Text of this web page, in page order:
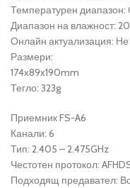
Температурен диапазон:
Диапазон на влажност:
Онлайн актуализация: Не
Размери:
174x89x190mm
Тегло: 323g
Приемник FS-A6
Канали: 6
Тип: 2.405 – 2.475GHz
Честотен протокол:
Подходящ предавател: